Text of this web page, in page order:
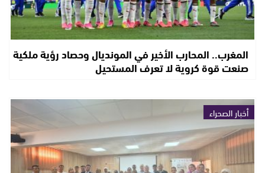
المغرب.. المحارب الأخير في المونديال وحصاد رؤية ملكية
صنعت قوة كروية لا تعرف المستحيل
أخبار الصحراء